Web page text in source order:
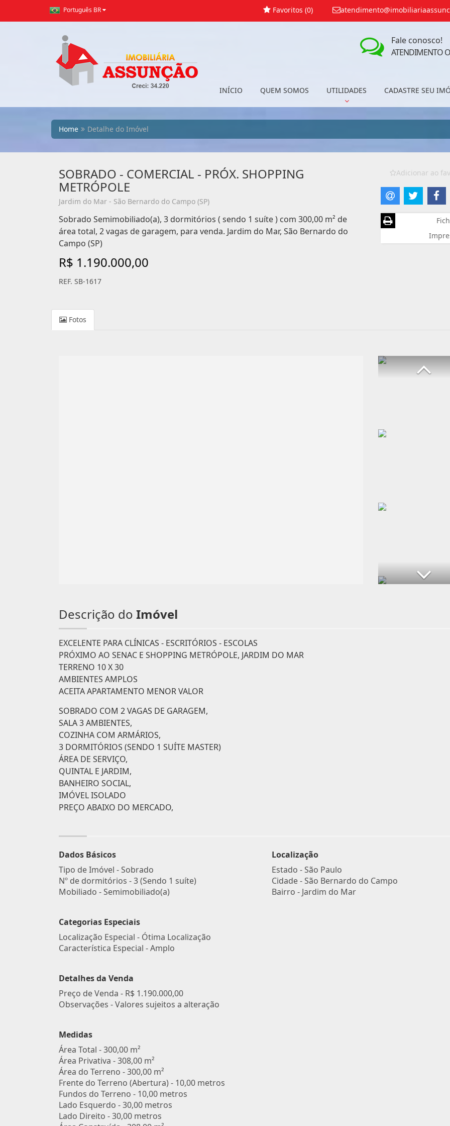
Português BR Favoritos (0)
INÍCIO QUEM SOMOS UTILIDADES CADASTRE SEU
Fale conosco!
ATENDIMENTO
Home Detalhe do Imóvel
SOBRADO - COMERCIAL - PRÓX. SHOPPING
METRÓPOLE
Jardim do Mar - São Bernardo do Campo (SP)
Sobrado Semimobiliado(a), 3 dormitórios ( sendo 1 suíte ) com 300,00 m² de
área total, 2 vagas de garagem, para venda. Jardim do Mar, São Bernardo do
Campo (SP)
R$ 1.190.000,00
REF. SB-1617
Adicionar ao
Fotos
Descrição do Imóvel
EXCELENTE PARA CLÍNICAS - ESCRITÓRIOS - ESCOLAS
PRÓXIMO AO SENAC E SHOPPING METRÓPOLE, JARDIM DO MAR
TERRENO 10 X 30
AMBIENTES AMPLOS
ACEITA APARTAMENTO MENOR VALOR
SOBRADO COM 2 VAGAS DE GARAGEM,
SALA 3 AMBIENTES,
COZINHA COM ARMÁRIOS,
3 DORMITÓRIOS (SENDO 1 SUÍTE MASTER)
ÁREA DE SERVIÇO,
QUINTAL E JARDIM,
BANHEIRO SOCIAL,
IMÓVEL ISOLADO
PREÇO ABAIXO DO MERCADO,
Dados Básicos
Tipo de Imóvel - Sobrado
Nº de dormitórios - 3 (Sendo 1 suíte)
Mobiliado - Semimobiliado(a)
Categorias Especiais
Localização Especial - Ótima Localização
Característica Especial - Amplo
Detalhes da Venda
Preço de Venda - R$ 1.190.000,00
Observações - Valores sujeitos a alteração
Medidas
Área Total - 300,00 m²
Área Privativa - 308,00 m²
Área do Terreno - 300,00 m²
Frente do Terreno (Abertura) - 10,00 metros
Fundos do Terreno - 10,00 metros
Lado Esquerdo - 30,00 metros
Lado Direito - 30,00 metros
Localização
Estado -São Paulo
Cidade -São Bernardo do Campo
Bairro - Jardim do Mar